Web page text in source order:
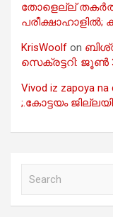
തോളെല്ല്
പരീക്ഷാഹാളിൽ;
KrisWoolf on
സെക്രട്ടറി:
Vivod iz zapoya
;.കോട്ടയം